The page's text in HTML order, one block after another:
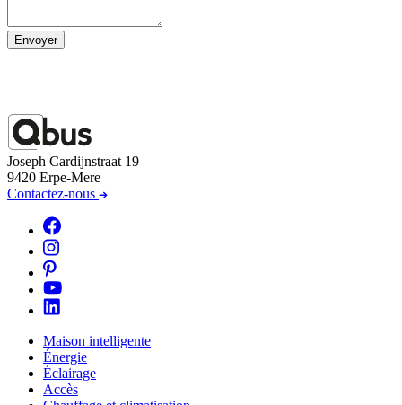
Envoyer
Joseph Cardijnstraat 19
9420 Erpe-Mere
Contactez-nous
Maison intelligente
Énergie
Éclairage
Accès